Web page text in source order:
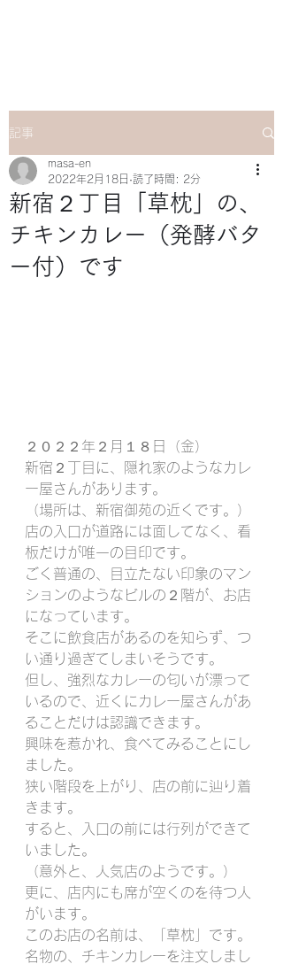
記事
新宿２丁目「草枕」の、
チキンカレー（発酵バタ
ー付）です
masa-en
2022年2月18日 読了時間: 2分
２０２２年２月１８日（金）
新宿２丁目に、隠れ家のようなカレ
ー屋さんがあります。
（場所は、新宿御苑の近くです。）
店の入口が道路には面してなく、看
板だけが唯一の目印です。
ごく普通の、目立たない印象のマン
ションのようなビルの２階が、お店
になっています。
そこに飲食店があるのを知らず、つ
い通り過ぎてしまいそうです。
但し、強烈なカレーの匂いが漂って
いるので、近くにカレー屋さんがあ
ることだけは認識できます。
興味を惹かれ、食べてみることにし
ました。
狭い階段を上がり、店の前に辿り着
きます。
すると、入口の前には行列ができて
いました。
（意外と、人気店のようです。）
更に、店内にも席が空くのを待つ人
がいます。
このお店の名前は、「草枕」です。
名物の、チキンカレーを注文しまし